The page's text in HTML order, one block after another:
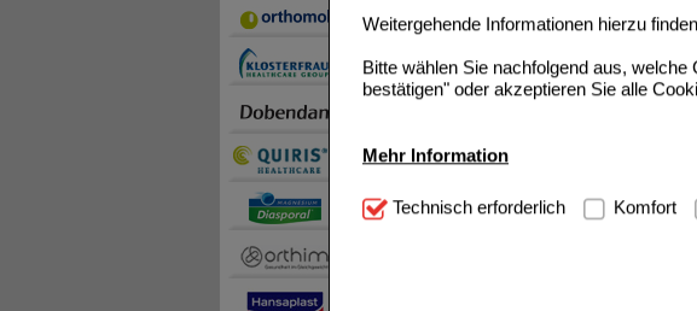
Weitergehende Informationen hierzu
Bitte wählen Sie nachfolgend aus,
bestätigen" oder akzeptieren Sie alle
Mehr Information
Technisch Notwendig: Hierbei handelt
notwendig sind (z.B. Navigation,
Diese Cookies werden genutzt
beispielsweise für die Wiedererkennung
Technisch erforderlich Komfort
32%
Tropfen